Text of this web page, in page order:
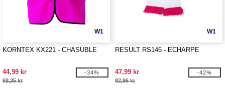
W1
KORNTEX KX221 - CHASUBLE
44,99 kr
68,35 kr
-34%
W1
RESULT RS146 - ECHARPE
47,99 kr
82,96 kr
-42%